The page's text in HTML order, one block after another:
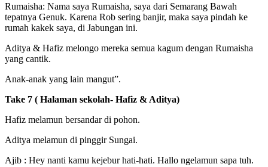
Rumaisha: Nama saya Rumaisha, saya dari Semarang Bawah
tepatnya Genuk. Karena Rob sering banjir, maka saya pindah ke
rumah kakek saya, di Jabungan ini.
Aditya & Hafiz melongo mereka semua kagum dengan Rumaisha
yang cantik.
Anak-anak yang lain mangut”.
Take 7 ( Halaman sekolah- Hafiz & Aditya)
Hafiz melamun bersandar di pohon.
Aditya melamun di pinggir Sungai.
Ajib : Hey nanti kamu kejebur hati-hati. Hallo ngelamun sapa tuh.